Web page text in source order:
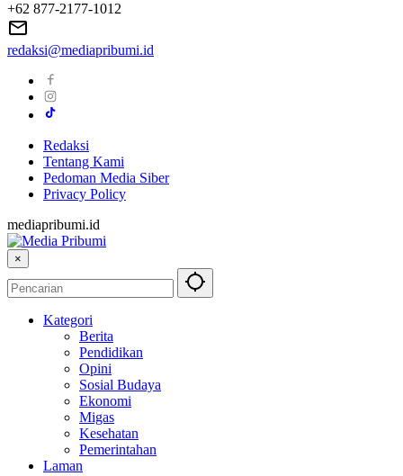
+62 877-2177-1012
redaksi@mediapribumi.id
Redaksi
Tentang Kami
Pedoman Media Siber
Privacy Policy
mediapribumi.id
×
Kategori
Berita
Pendidikan
Opini
Sosial Budaya
Ekonomi
Migas
Kesehatan
Pemerintahan
Laman